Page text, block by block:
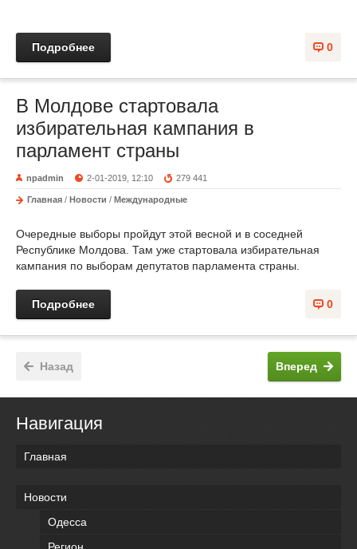
0
Подробнее
В Молдове стартовала
избирательная кампания в
парламент страны
npadmin 2-01-2019, 12:10 279 441
Главная / Новости / Международные
Очередные выборы пройдут этой весной и в соседней
Республике Молдова. Там уже стартовала избирательная
кампания по выборам депутатов парламента страны.
0
Подробнее
Вперед
Назад
Навигация
Главная
Новости
Одесса